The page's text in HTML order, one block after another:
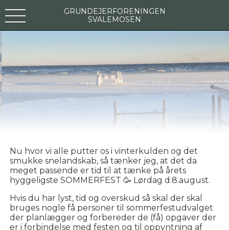
GRUNDEJERFORENINGEN
SVALEMOSEN
Nu hvor vi alle putter os i vinterkulden og det
smukke snelandskab, så tænker jeg, at det da
meget passende er tid til at tænke på årets
hyggeligste SOMMERFEST 🥳 Lørdag d.8.august.
Hvis du har lyst, tid og overskud så skal der skal
bruges nogle få personer til sommerfestudvalget
der planlægger og forbereder de (få) opgaver der
er i forbindelse med festen og til oppyntning af